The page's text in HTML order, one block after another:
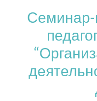
Семинар-